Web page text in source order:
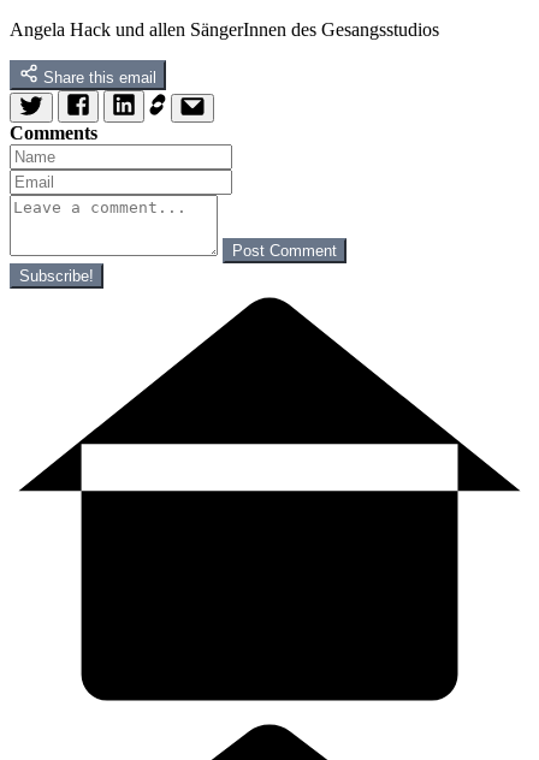
Angela Hack und allen SängerInnen des Gesangsstudios
Share this email
Comments
Post Comment
Subscribe!